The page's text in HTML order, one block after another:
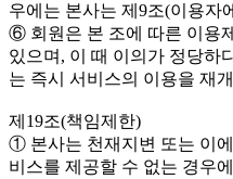
우에는 본사는 제9조(이용자
⑥ 회원은 본 조에 따른 이용
있으며, 이 때 이의가 정당하
는 즉시 서비스의 이용을 재
제19조(책임제한)
① 본사는 천재지변 또는 이
비스를 제공할 수 없는 경우